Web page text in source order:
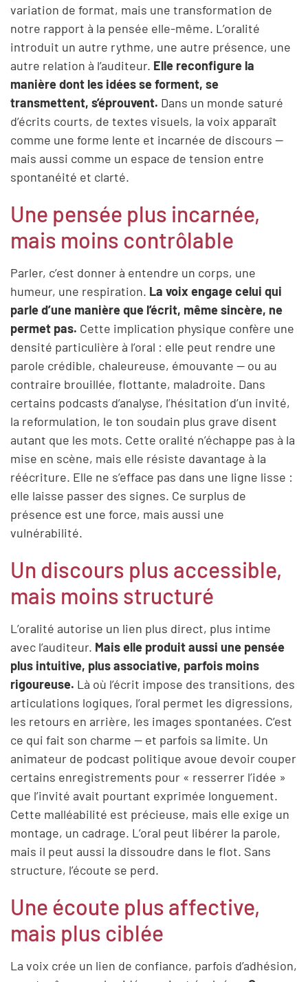
variation de format, mais une transformation de
notre rapport à la pensée elle-même. L’oralité
introduit un autre rythme, une autre présence, une
autre relation à l’auditeur. Elle reconfigure la
manière dont les idées se forment, se
transmettent, s’éprouvent. Dans un monde saturé
d’écrits courts, de textes visuels, la voix apparaît
comme une forme lente et incarnée de discours —
mais aussi comme un espace de tension entre
spontanéité et clarté.
Une pensée plus incarnée,
mais moins contrôlable
Parler, c’est donner à entendre un corps, une
humeur, une respiration. La voix engage celui qui
parle d’une manière que l’écrit, même sincère, ne
permet pas. Cette implication physique confère une
densité particulière à l’oral : elle peut rendre une
parole crédible, chaleureuse, émouvante — ou au
contraire brouillée, flottante, maladroite. Dans
certains podcasts d’analyse, l’hésitation d’un invité,
la reformulation, le ton soudain plus grave disent
autant que les mots. Cette oralité n’échappe pas à la
mise en scène, mais elle résiste davantage à la
réécriture. Elle ne s’efface pas dans une ligne lisse :
elle laisse passer des signes. Ce surplus de
présence est une force, mais aussi une
vulnérabilité.
Un discours plus accessible,
mais moins structuré
L’oralité autorise un lien plus direct, plus intime
avec l’auditeur. Mais elle produit aussi une pensée
plus intuitive, plus associative, parfois moins
rigoureuse. Là où l’écrit impose des transitions, des
articulations logiques, l’oral permet les digressions,
les retours en arrière, les images spontanées. C’est
ce qui fait son charme — et parfois sa limite. Un
animateur de podcast politique avoue devoir couper
certains enregistrements pour « resserrer l’idée »
que l’invité avait pourtant exprimée longuement.
Cette malléabilité est précieuse, mais elle exige un
montage, un cadrage. L’oral peut libérer la parole,
mais il peut aussi la dissoudre dans le flot. Sans
structure, l’écoute se perd.
Une écoute plus affective,
mais plus ciblée
La voix crée un lien de confiance, parfois d’adhésion,